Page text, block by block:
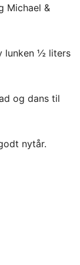
Michael &
lunken ½ liters
og dans til
nytår.